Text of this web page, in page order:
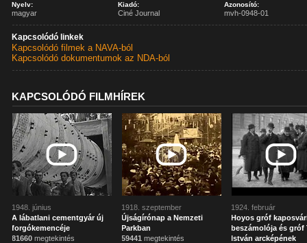
Nyelv:
magyar
Kiadó:
Ciné Journal
Azonosító:
mvh-0948-01
Kapcsolódó linkek
Kapcsolódó filmek a NAVA-ból
Kapcsolódó dokumentumok az NDA-ból
KAPCSOLÓDÓ FILMHÍREK
1948. június
A lábatlani cementgyár új
forgókemencéje
81660 megtekintés
1918. szeptember
Újságírónap a Nemzeti
Parkban
59441 megtekintés
1924. február
Hoyos gróf
beszámolója és gróf
István arcképének